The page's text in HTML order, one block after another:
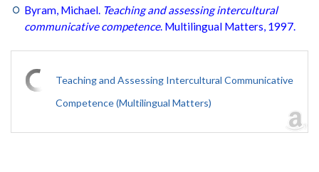
Byram, Michael. Teaching and assessing intercultural
communicative competence. Multilingual Matters, 1997.
Teaching and Assessing Intercultural Communicative
Competence (Multilingual Matters)